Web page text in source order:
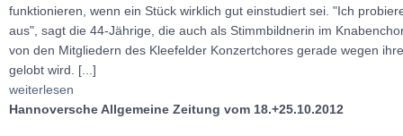
funktionieren, wenn ein Stück wirklich gut einstudiert sei. "Ich
aus", sagt die 44-Jährige, die auch als Stimmbildnerin im
von den Mitgliedern des Kleefelder Konzertchores gerade wegen
gelobt wird. [...]
weiterlesen
Hannoversche Allgemeine Zeitung vom 18.+25.10.2012